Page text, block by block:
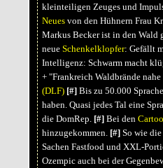
kleinteiligen Zeuges und
Neuesvon den Hühnern Frau
Markus Becker ist in den Wald
neue Schenkelklopfer: Gefällt
Intelligenz: Schwarm macht
+ "Frankreich Waldbrände
(DLF) [#]Bis zu 50.000
haben. Quasi jedes Tal eine
die DomRep. [#]Bei den
hinzugekommen. [#]So wie die
Sachen Fastfood und XXL-
Ozempic auch bei der